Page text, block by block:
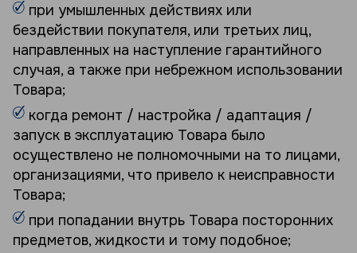
при умышленных действиях или
бездействии покупателя, или третьих лиц,
направленных на наступление гарантийного
случая, а также при небрежном использовании
Товара;
когда ремонт / настройка / адаптация /
запуск в эксплуатацию Товара было
осуществлено не полномочными на то лицами,
организациями, что привело к неисправности
Товара;
при попадании внутрь Товара посторонних
предметов, жидкости и тому подобное;